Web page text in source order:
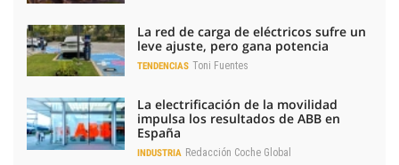
La red de carga de eléctricos sufre un
leve ajuste, pero gana potencia
TENDENCIAS Toni Fuentes
La electrificación de la movilidad
impulsa los resultados de ABB en
España
INDUSTRIA Redacción Coche Global